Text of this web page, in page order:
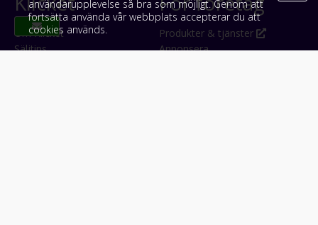
Om Klicket
Säljtips
Produkter & tjänster
Annonsera
användarupplevelse så bra som möjligt. Genom att
fortsätta använda vår webbplats accepterar du att
cookies används.